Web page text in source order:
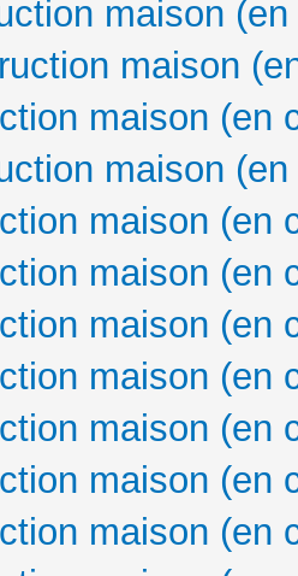
maison
maison
maison (en
maison
maison (en
maison (en
maison (en
maison (en
maison (en
maison (en
maison (en